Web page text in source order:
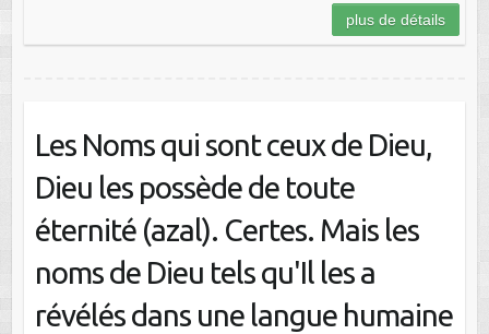
plus de détails
Les Noms qui sont ceux de Dieu,
Dieu les possède de toute
éternité (azal). Certes. Mais les
noms de Dieu tels qu'Il les a
révélés dans une langue humaine